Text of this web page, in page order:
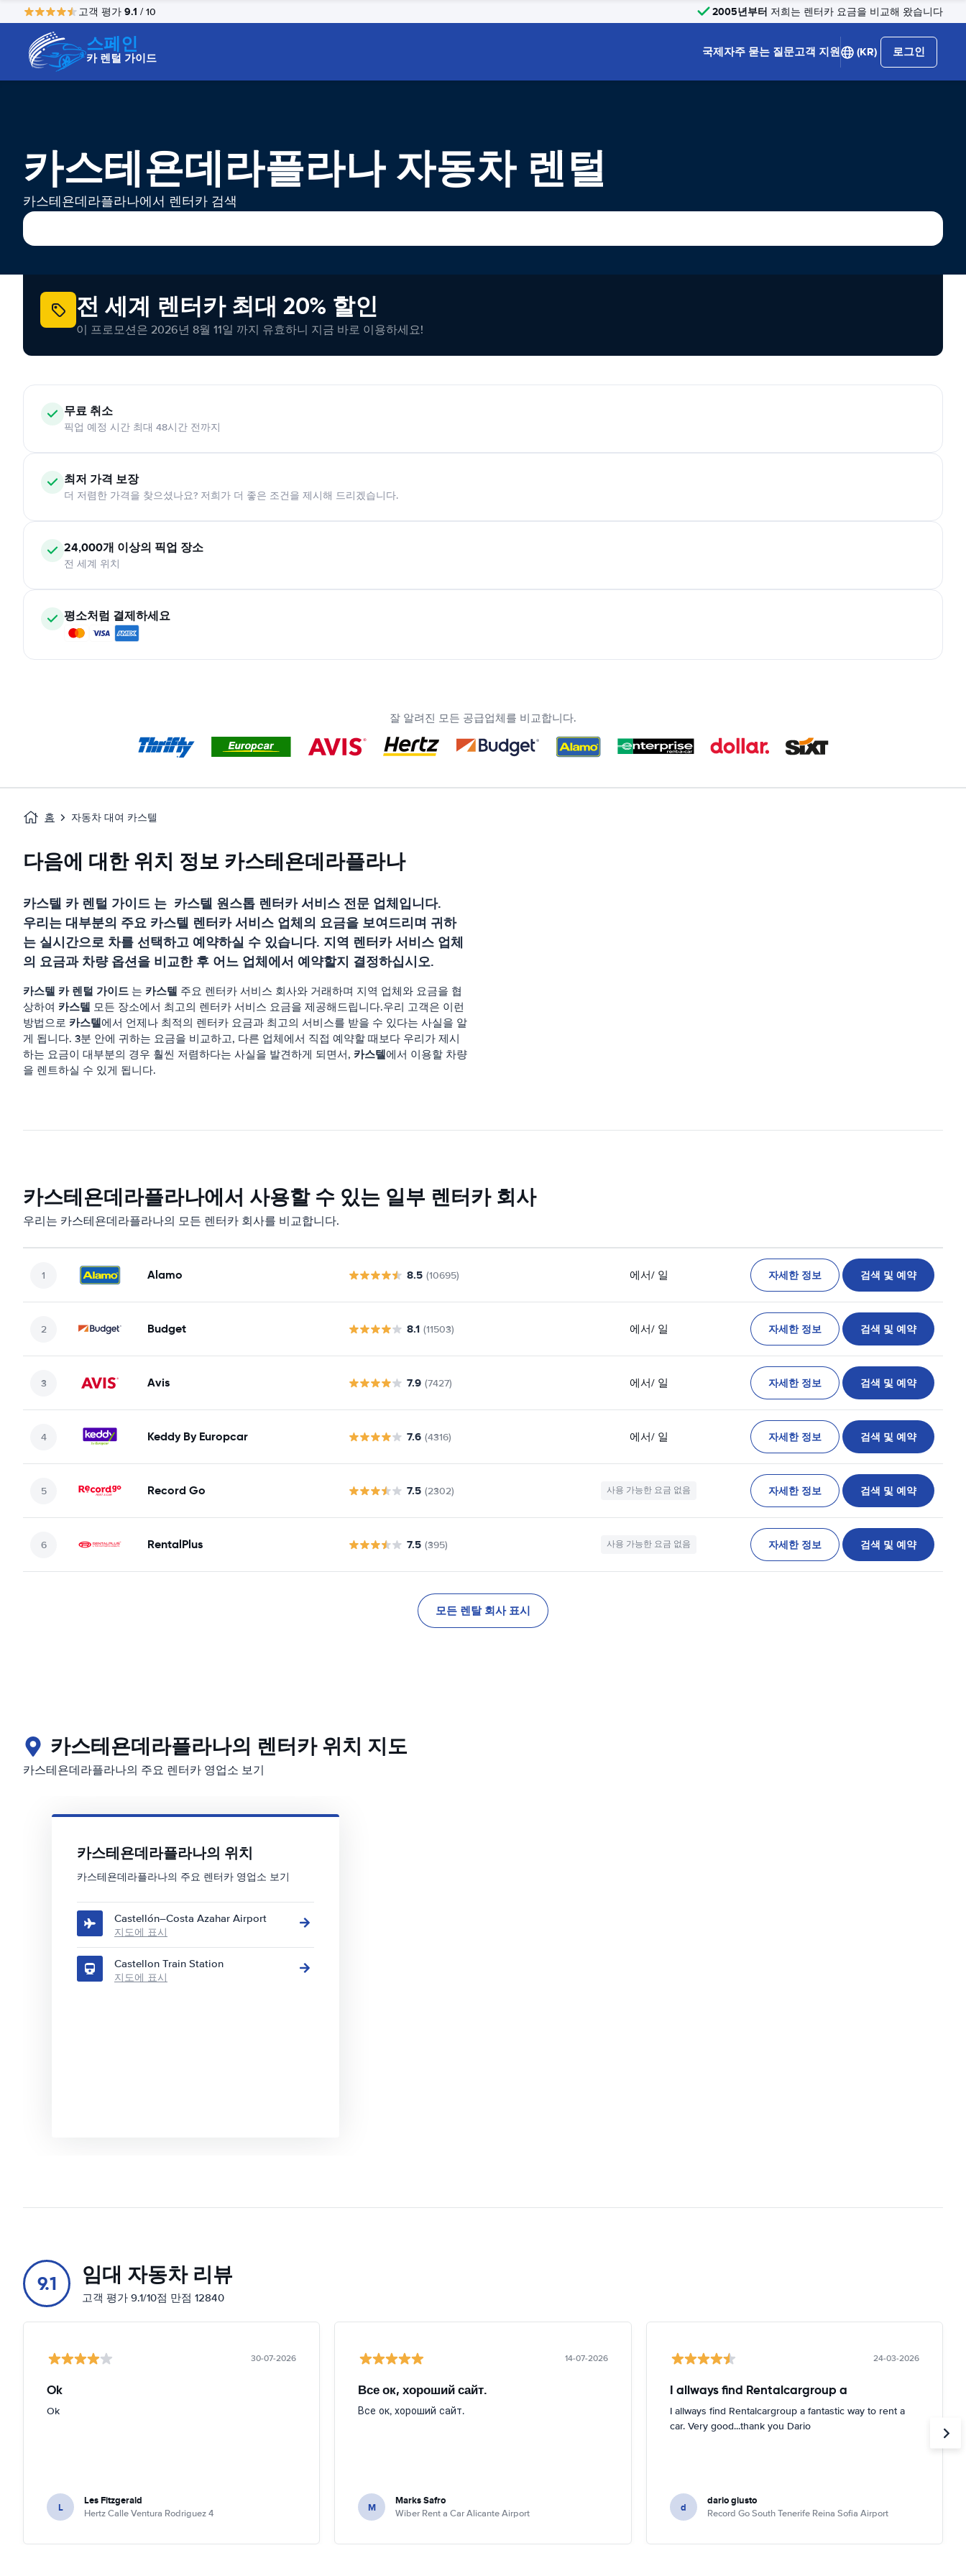
고객 평가 9.1 / 10 2005년부터 저희는 렌터카 요금을 비교해 왔습니다
스페인
카 렌털 가이드 국제자주 묻는 질문고객 지원 (KR) 로그인
카스테욘데라플라나 자동차 렌털
카스테욘데라플라나에서 렌터카 검색
전 세계 렌터카 최대 20% 할인
이 프로모션은 2026년 8월 11일 까지 유효하니 지금 바로 이용하세요!
무료 취소
픽업 예정 시간 최대 48시간 전까지
최저 가격 보장
더 저렴한 가격을 찾으셨나요? 저희가 더 좋은 조건을 제시해 드리겠습니다.
24,000개 이상의 픽업 장소
전 세계 위치
평소처럼 결제하세요
잘 알려진 모든 공급업체를 비교합니다.
홈 자동차 대여 카스텔
다음에 대한 위치 정보 카스테욘데라플라나
카스텔 카 렌털 가이드 는 카스텔 원스톱 렌터카 서비스 전문 업체입니다.
우리는 대부분의 주요 카스텔 렌터카 서비스 업체의 요금을 보여드리며 귀하
는 실시간으로 차를 선택하고 예약하실 수 있습니다. 지역 렌터카 서비스 업체
의 요금과 차량 옵션을 비교한 후 어느 업체에서 예약할지 결정하십시오.
카스텔 카 렌털 가이드 는 카스텔 주요 렌터카 서비스 회사와 거래하며 지역 업체와 요금을 협
상하여 카스텔 모든 장소에서 최고의 렌터카 서비스 요금을 제공해드립니다.우리 고객은 이런
방법으로 카스텔에서 언제나 최적의 렌터카 요금과 최고의 서비스를 받을 수 있다는 사실을 알
게 됩니다. 3분 안에 귀하는 요금을 비교하고, 다른 업체에서 직접 예약할 때보다 우리가 제시
하는 요금이 대부분의 경우 훨씬 저렴하다는 사실을 발견하게 되면서, 카스텔에서 이용할 차량
을 렌트하실 수 있게 됩니다.
카스테욘데라플라나에서 사용할 수 있는 일부 렌터카 회사
우리는 카스테욘데라플라나의 모든 렌터카 회사를 비교합니다.
Alamo 8.5 (10695) 에서/ 일 자세한 정보 검색 및 예약
Budget 8.1 (11503) 에서/ 일 자세한 정보 검색 및 예약
Avis 7.9 (7427) 에서/ 일 자세한 정보 검색 및 예약
Keddy By Europcar 7.6 (4316) 에서/ 일 자세한 정보 검색 및 예약
Record Go 7.5 (2302) 사용 가능한 요금 없음 자세한 정보 검색 및 예약
RentalPlus 7.5 (395) 사용 가능한 요금 없음 자세한 정보 검색 및 예약
모든 렌탈 회사 표시
카스테욘데라플라나의 렌터카 위치 지도
카스테욘데라플라나의 주요 렌터카 영업소 보기
카스테욘데라플라나의 위치
카스테욘데라플라나의 주요 렌터카 영업소 보기
Castellón–Costa Azahar Airport
지도에 표시
Castellon Train Station
지도에 표시
9.1 임대 자동차 리뷰
고객 평가 9.1/10점 만점 12840
30-07-2026
Ok
Ok
L Les Fitzgerald
Hertz Calle Ventura Rodriguez 4
14-07-2026
Все ок, хороший сайт.
Все ок, хороший сайт.
M Marks Safro
Wiber Rent a Car Alicante Airport
24-03-2026
I allways find Rentalcargroup a
I allways find Rentalcargroup a fantastic way to rent a
car. Very good...thank you Dario
d dario giusto
Record Go South Tenerife Reina Sofia Airport